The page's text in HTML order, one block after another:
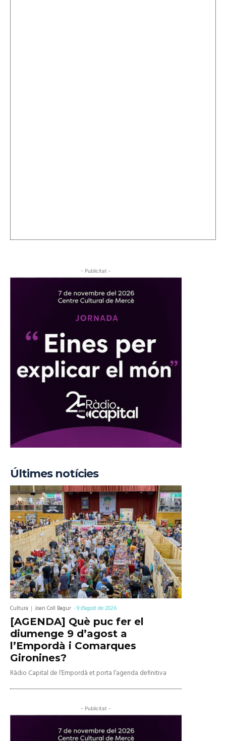
- Publicitat -
Últimes notícies
Cultura Joan Coll Bagur -9 d'agost de 2026
[AGENDA] Què puc fer el
diumenge 9 d’agost a
l’Empordà i Comarques
Gironines?
Ràdio Capital de l’Empordà et porta l’agenda definitiva
- Publicitat -